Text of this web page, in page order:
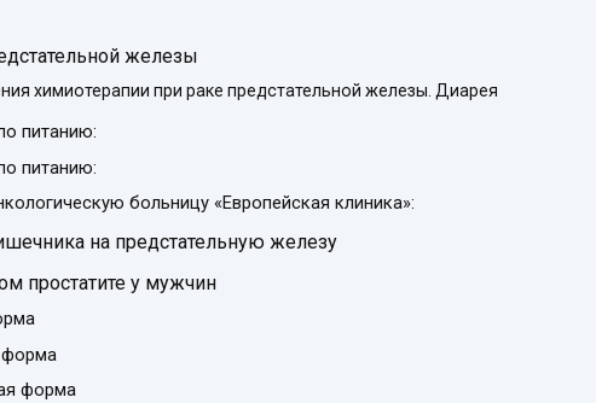
железы
химиотерапии при раке предстательной железы. Диарея
питанию:
питанию:
больницу «Европейская клиника»:
на предстательную железу
простатите у мужчин
форма
форма